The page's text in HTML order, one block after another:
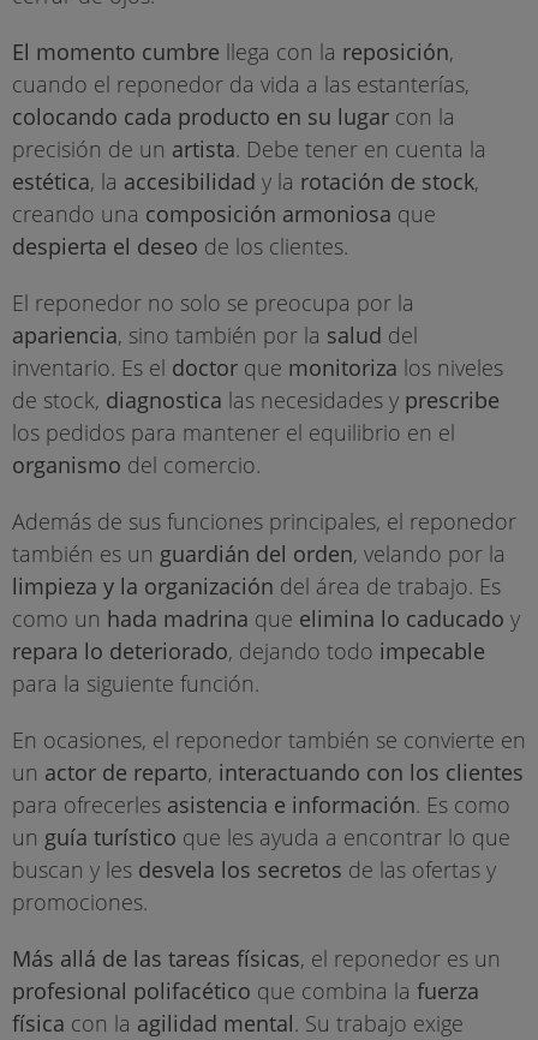
El momento cumbre llega con la reposición,
cuando el reponedor da vida a las estanterías,
colocando cada producto en su lugar con la
precisión de un artista. Debe tener en cuenta la
estética, la accesibilidad y la rotación de stock,
creando una composición armoniosa que
despierta el deseo de los clientes.
El reponedor no solo se preocupa por la
apariencia, sino también por la salud del
inventario. Es el doctor que monitoriza los niveles
de stock, diagnostica las necesidades y prescribe
los pedidos para mantener el equilibrio en el
organismo del comercio.
Además de sus funciones principales, el reponedor
también es un guardián del orden, velando por la
limpieza y la organización del área de trabajo. Es
como un hada madrina que elimina lo caducado y
repara lo deteriorado, dejando todo impecable
para la siguiente función.
En ocasiones, el reponedor también se convierte en
un actor de reparto, interactuando con los clientes
para ofrecerles asistencia e información. Es como
un guía turístico que les ayuda a encontrar lo que
buscan y les desvela los secretos de las ofertas y
promociones.
Más allá de las tareas físicas, el reponedor es un
profesional polifacético que combina la fuerza
física con la agilidad mental. Su trabajo exige